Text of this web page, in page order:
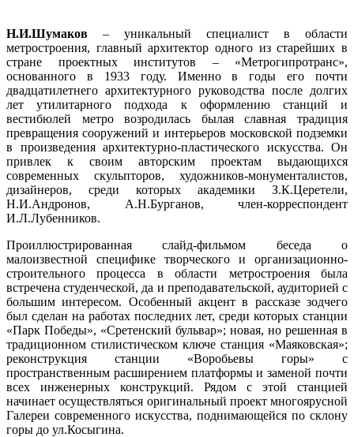
Н.И.Шумаков – уникальный специалист в области
метростроения, главный архитектор одного из старейших в
стране проектных институтов – «Метрогипротранс»,
основанного в 1933 году. Именно в годы его почти
двадцатилетнего архитектурного руководства после долгих
лет утилитарного подхода к оформлению станций и
вестибюлей метро возродилась былая славная традиция
превращения сооружений и интерьеров московской подземки
в произведения архитектурно-пластического искусства. Он
привлек к своим авторским проектам выдающихся
современных скульпторов, художников-монументалистов,
дизайнеров, среди которых академики З.К.Церетели,
Н.И.Андронов, А.Н.Бурганов, член-корреспондент
И.Л.Лубенников.
Проиллюстрированная слайд-фильмом беседа о
малоизвестной специфике творческого и организационно-
строительного процесса в области метростроения была
встречена студенческой, да и преподавательской, аудиторией с
большим интересом. Особенный акцент в рассказе зодчего
был сделан на работах последних лет, среди которых станции
«Парк Победы», «Сретенский бульвар»; новая, но решенная в
традиционном стилистическом ключе станция «Маяковская»;
реконструкция станции «Воробьевы горы» с
пространственным расширением платформы и заменой почти
всех инженерных конструкций. Рядом с этой станцией
начинает осуществляться оригинальный проект многоярусной
Галереи современного искусства, поднимающейся по склону
горы до ул.Косыгина.